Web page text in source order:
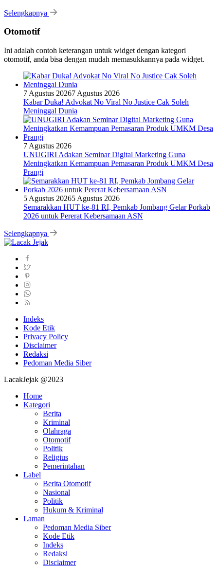
Selengkapnya
Otomotif
Ini adalah contoh keterangan untuk widget dengan kategori
otomotif, anda bisa dengan mudah memasukkannya pada widget.
7 Agustus 20267 Agustus 2026
Kabar Duka! Advokat No Viral No Justice Cak Soleh
Meninggal Dunia
7 Agustus 2026
UNUGIRI Adakan Seminar Digital Marketing Guna
Meningkatkan Kemampuan Pemasaran Produk UMKM Desa
Prangi
5 Agustus 20265 Agustus 2026
Semarakkan HUT ke-81 RI, Pemkab Jombang Gelar Porkab
2026 untuk Pererat Kebersamaan ASN
Selengkapnya
Indeks
Kode Etik
Privacy Policy
Disclaimer
Redaksi
Pedoman Media Siber
LacakJejak @2023
Home
Kategori
Berita
Kriminal
Olahraga
Otomotif
Politik
Religius
Pemerintahan
Label
Berita Otomotif
Nasional
Politik
Hukum & Kriminal
Laman
Pedoman Media Siber
Kode Etik
Indeks
Redaksi
Disclaimer